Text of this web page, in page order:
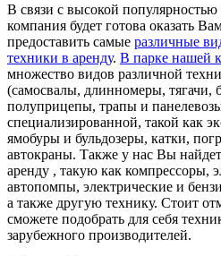
В связи с высокой
компания будет готова оказать
предоставить самые различные
техники в аренду. В парке нашей
множество видов различной
(самосвалы, длинномеры, тягачи,
полуприцепы, трапы и
специализированной, такой как
ямобуры и бульдозеры, катки,
автокраны. Также у нас Вы
аренду , такую как компрессоры,
автопомпы, электрические и
а также другую технику. Стоит
сможете подобрать для себя
зарубежного производителей.